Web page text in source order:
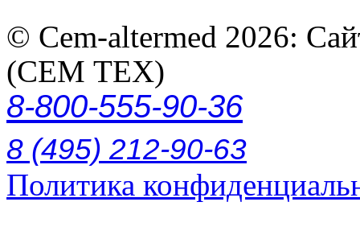
© Cem-altermed 2026:
(СЕМ ТЕХ)
8-800-555-90-36
8 (495) 212-90-63
Политика